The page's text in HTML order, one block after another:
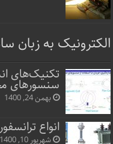
الکترونیک به زبان
تکنیک‌های
سنسورهای
بهمن 24, 1400
انواع
شهریور 10, 1400